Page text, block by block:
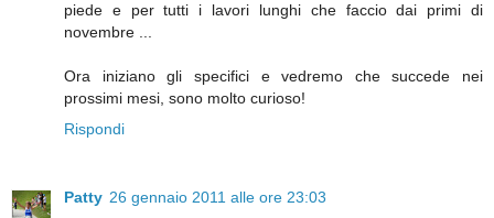
piede e per tutti i lavori lunghi che faccio dai primi di
novembre ...
Ora iniziano gli specifici e vedremo che succede nei
prossimi mesi, sono molto curioso!
Rispondi
Patty 26 gennaio 2011 alle ore 23:03